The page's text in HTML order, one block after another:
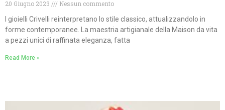
20 Giugno 2023
Nessun commento
I gioielli Crivelli reinterpretano lo stile classico, attualizzandolo in
forme contemporanee. La maestria artigianale della Maison da vita
a pezzi unici di raffinata eleganza, fatta
Read More »